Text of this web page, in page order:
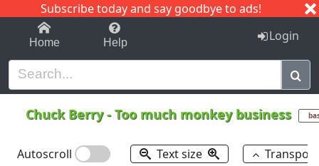
Subscribe today and say goodbye to ads!
1-9 C I J
Home Help Login
Chuck Berry-Too much monkey business
Autoscroll Text size